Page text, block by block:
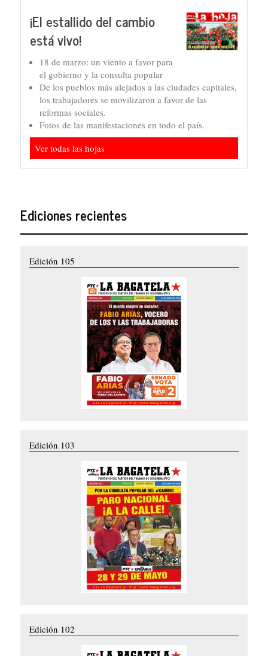
¡El estallido del cambio
está vivo!
18 de marzo: un viento a favor para
el gobierno y la consulta popular
De los pueblos más alejados a las ciudades capitales,
los trabajadores se movilizaron a favor de las
reformas sociales.
Fotos de las manifestaciones en todo el país.
Ver todas las hojas
Ediciones recientes
Edición 105
Edición 103
Edición 102